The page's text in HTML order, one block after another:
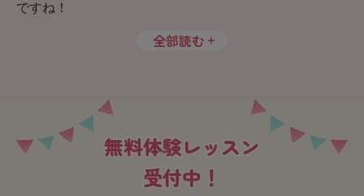
ですね！
全部読む
無料体験レッスン
受付中！